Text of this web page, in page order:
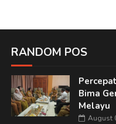
RANDOM POS
Bima
Melayu
August